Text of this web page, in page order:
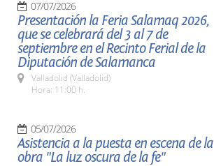
07/07/2026
Presentación la Feria Salamaq 2026,
que se celebrará del 3 al 7 de
septiembre en el Recinto Ferial de la
Diputación de Salamanca
Valladolid (Valladolid)
Hora: 11:00 h.
05/07/2026
Asistencia a la puesta en escena de la
obra "La luz oscura de la fe"